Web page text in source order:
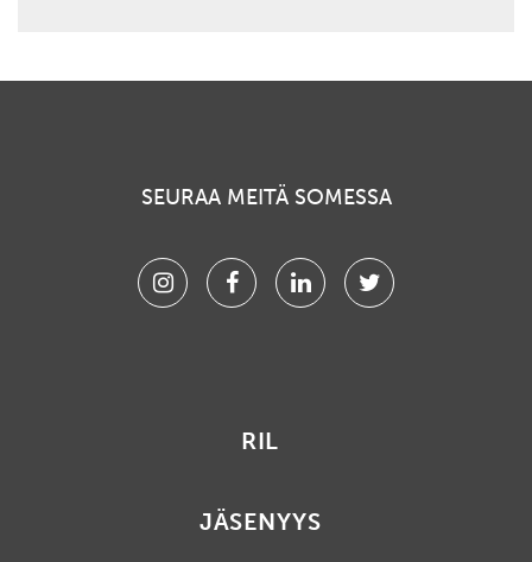
SEURAA MEITÄ SOMESSA
InstagramFacebookLinkedinTwitter
RIL
JÄSENYYS